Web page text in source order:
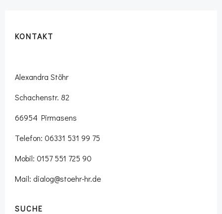
KONTAKT
Alexandra Stöhr
Schachenstr. 82
66954 Pirmasens
Telefon: 06331 531 99 75
Mobil: 0157 551 725 90
Mail: dialog@stoehr-hr.de
SUCHE